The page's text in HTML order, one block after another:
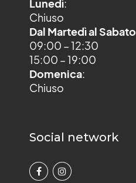
Lunedì:
Chiuso
Dal Martedì al Sabato
09:00 – 12:30
15:00 – 19:00
Domenica:
Chiuso
Social network